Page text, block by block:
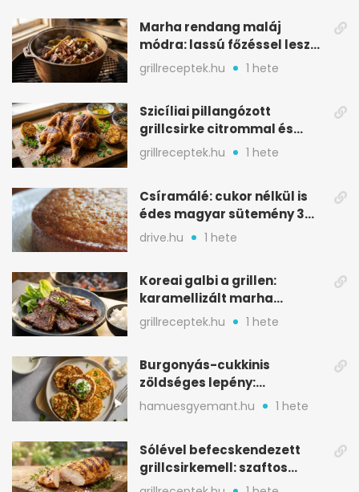
Marha rendang maláj
módra: lassú főzéssel lesz
igazán szaftos
grillreceptek.hu 1 hete
Szicíliai pillangózott
grillcsirke citrommal és
oregánóval
grillreceptek.hu 1 hete
Csíramálé: cukor nélkül is
édes magyar sütemény 3
alapanyagból
drive.hu 1 hete
Koreai galbi a grillen:
karamellizált marha
rövidborda gyorsan
grillreceptek.hu 1 hete
Burgonyás-cukkinis
zöldséges lepény:
aranybarna, szaftos, hús
nélkül is
hamuesgyemant.hu 1 hete
Sólével befecskendezett
grillcsirkemell: szaftos
marad, nem szárad ki